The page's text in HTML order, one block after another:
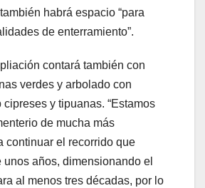
habrá espacio “para
de enterramiento”.
contará también con
verdes y arbolado con
y tipuanas. “Estamos
de mucha más
continuar el recorrido que
años, dimensionando el
al menos tres décadas, por lo